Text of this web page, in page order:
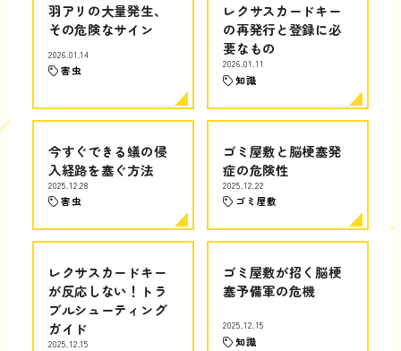
羽アリの大量発生、
その危険なサイン
2026.01.14
害虫
レクサスカードキー
の再発行と登録に必
要なもの
2026.01.11
知識
今すぐできる蟻の侵
入経路を塞ぐ方法
2025.12.28
害虫
ゴミ屋敷と脳梗塞発
症の危険性
2025.12.22
ゴミ屋敷
レクサスカードキー
が反応しない！トラ
ブルシューティング
ガイド
2025.12.15
ゴミ屋敷が招く脳梗
塞予備軍の危機
2025.12.15
知識